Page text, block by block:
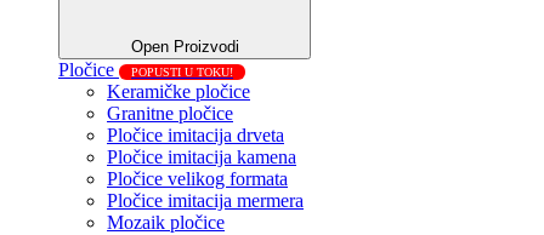
Open Proizvodi
Pločice POPUSTI U TOKU!
Keramičke pločice
Granitne pločice
Pločice imitacija drveta
Pločice imitacija kamena
Pločice velikog formata
Pločice imitacija mermera
Mozaik pločice